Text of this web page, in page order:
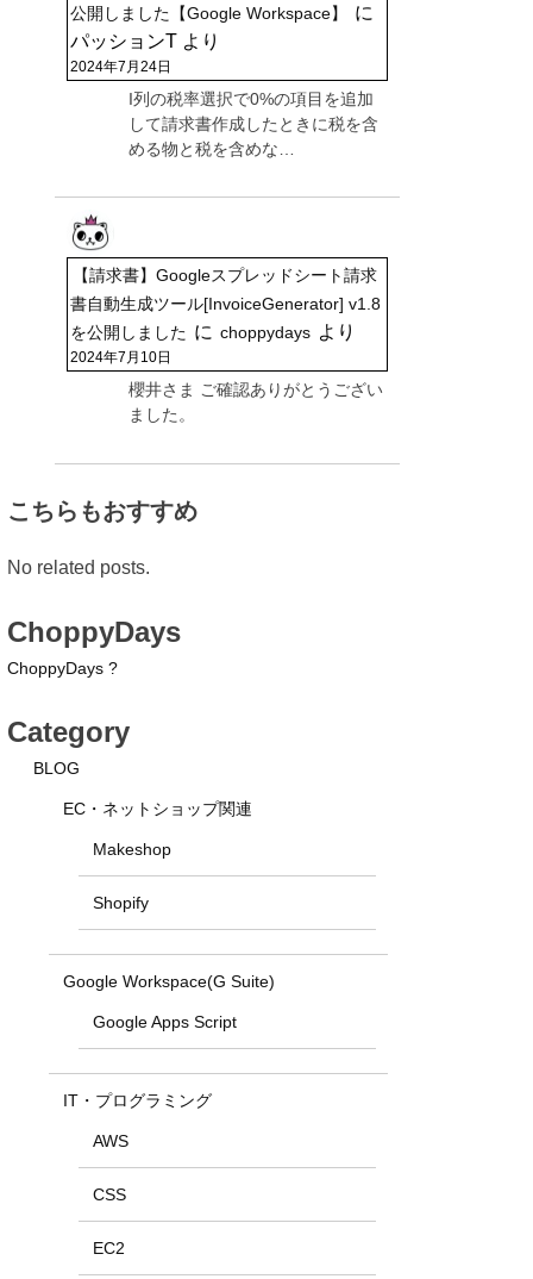
公開しました【Google Workspace】
に
パッションT より
2024年7月24日
I列の税率選択で0%の項目を追加
して請求書作成したときに税を含
める物と税を含めな…
【請求書】Googleスプレッドシート請求
書自動生成ツール[InvoiceGenerator] v1.8
を公開しました に choppydays より
2024年7月10日
櫻井さま ご確認ありがとうござい
ました。
こちらもおすすめ
No related posts.
ChoppyDays
ChoppyDays ?
Category
BLOG
EC・ネットショップ関連
Makeshop
Shopify
Google Workspace(G Suite)
Google Apps Script
IT・プログラミング
AWS
CSS
EC2